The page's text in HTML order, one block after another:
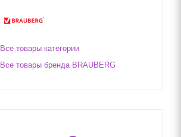
Все товары категории
Все товары бренда BRAUBERG